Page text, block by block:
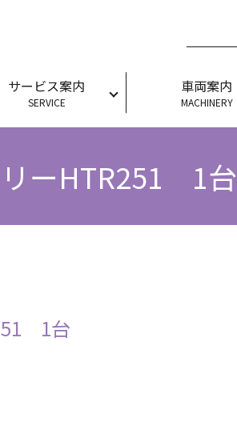
サービス案内
SERVICE
車両案内
MACHINERY
ーHTR251 1台
1台